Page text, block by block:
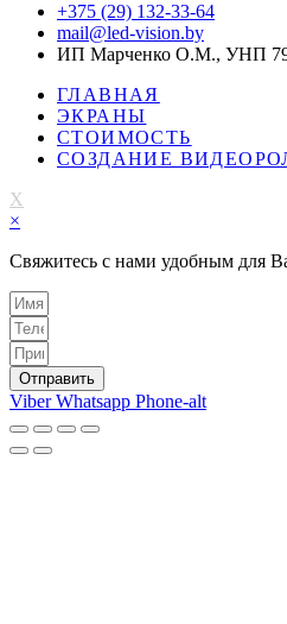
+375 (29) 132-33-64
mail@led-vision.by
ИП Марченко О.М., УНП
ГЛАВНАЯ
ЭКРАНЫ
СТОИМОСТЬ
СОЗДАНИЕ
X
×
Свяжитесь с нами удобным для
Отправить
Viber Whatsapp Phone-alt